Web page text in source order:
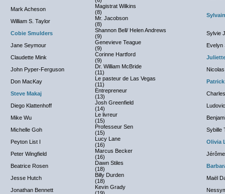
Mark Acheson
Magistrat Wilkins
(8)
William S. Taylor
Mr. Jacobson
(8)
Cobie Smulders
Shannon Bell/ Helen Andrews
(9)
Sylvie
Jane Seymour
Genevieve Teague
(9)
Evelyn
Claudette Mink
Corinne Hartford
(9)
John Pyper-Ferguson
Dr. William McBride
(11)
Don MacKay
Le pasteur de Las Vegas
(11)
Steve Makaj
Entrepreneur
(13)
Diego Klattenhoff
Josh Greenfield
(14)
Mike Wu
Le livreur
(15)
Michelle Goh
Professeur Sen
(15)
Sybille
Peyton List I
Lucy Lane
(16)
Olivia
Peter Wingfield
Marcus Becker
(16)
Beatrice Rosen
Dawn Stiles
(18)
Jesse Hutch
Billy Durden
(18)
Maël
Jonathan Bennett
Kevin Grady